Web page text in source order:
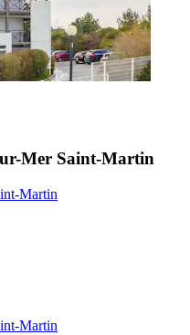
Mer Saint-Martin
Martin
Martin